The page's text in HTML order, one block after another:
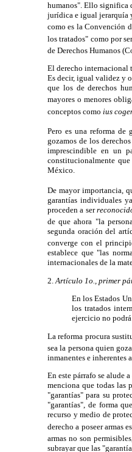
humanos". Ello significa
jurídica e igual jerarquía
como es la Convención
los tratados" como por
de Derechos Humanos
El derecho internacional
Es decir, igual validez y
que los de derechos
mayores o menores
conceptos como ius
Pero es una reforma de
gozamos de los
imprescindible en un
constitucionalmente
México.
De mayor importancia,
garantías individuales
proceden a ser
de que ahora "la
segunda oración del
converge con el
establece que "las
internacionales de la
2. Artículo 1o., primer
En los Estados
los tratados
ejercicio no
La reforma procura
sea la persona quien
inmanentes e inherentes
En este párrafo se alude
menciona que todas las
"garantías" para su
"garantías", de forma
recurso y medio de
derecho a poseer armas
armas no son
subrayar que las